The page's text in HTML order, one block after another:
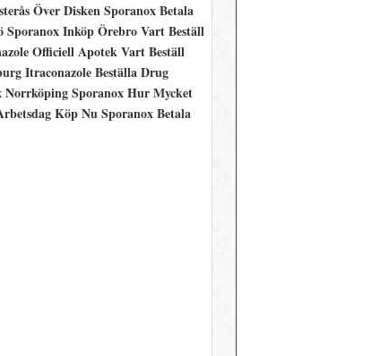
Över Disken Sporanox Betala
Sporanox Inköp Örebro Vart Beställ
Officiell Apotek Vart Beställ
Itraconazole Beställa Drug
Sporanox Hur Mycket
Köp Nu Sporanox Betala